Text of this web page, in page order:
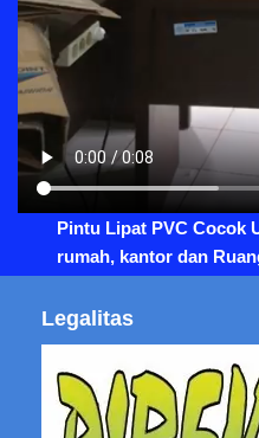
Pintu Lipat PVC Cocok
rumah, kantor dan
Legalitas